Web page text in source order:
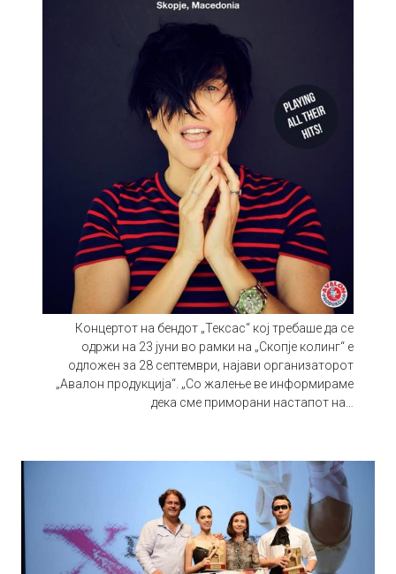
Концертот на бендот „Тексас“ кој требаше да се
одржи на 23 јуни во рамки на „Скопје колинг“ е
одложен за 28 септември, најави организаторот
„Авалон продукција“. „Со жалење ве информираме
дека сме приморани настапот на…